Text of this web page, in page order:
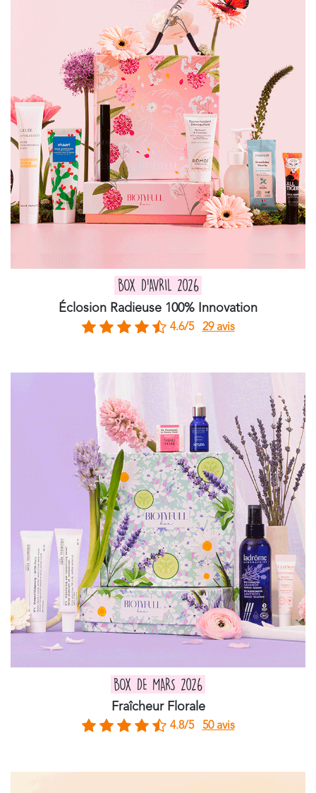
BOX D'AVRIL 2026
Éclosion Radieuse 100% Innovation
4.6/5 29 avis
BOX DE MARS 2026
Fraîcheur Florale
4.8/5 50 avis